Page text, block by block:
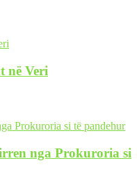
në Veri
nga Prokuroria si